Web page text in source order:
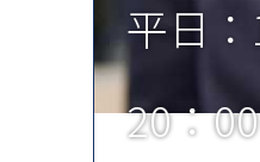
本ポリシ
平日
20：00